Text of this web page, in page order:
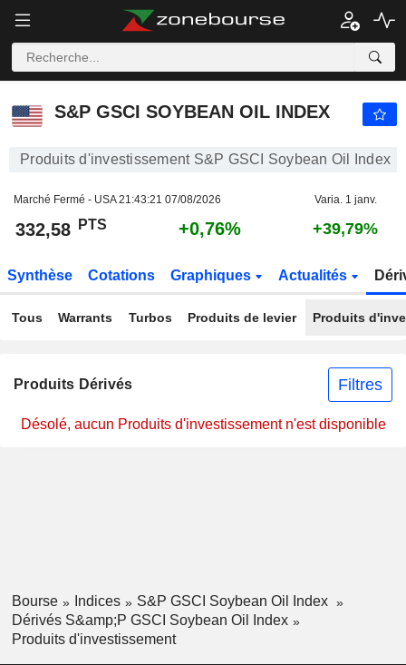
S&P GSCI SOYBEAN OIL INDEX
Produits d'investissement S&P GSCI Soybean Oil Index
Marché Fermé - USA21:43:21 07/08/2026 Varia. 1 janv.
332,58 PTS +0,76% +39,79%
Synthèse Cotations Graphiques Actualités
Tous Warrants Turbos Produits de levier Produits
Produits Dérivés Filtres
Désolé, aucun Produits d'investissement n'est disponible
Bourse Indices
S&P GSCI Soybean Oil Index
Dérivés S&amp;P GSCI Soybean Oil Index
Produits d'investissement